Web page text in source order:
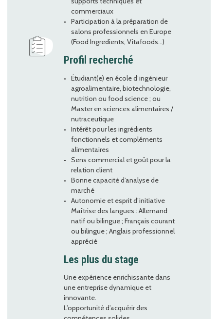
commerciaux
Participation à la préparation de
salons professionnels en Europe
(Food Ingredients, Vitafoods…)
Profil recherché
Étudiant(e) en école d’ingénieur
agroalimentaire, biotechnologie,
nutrition ou food science ; ou
Master en sciences alimentaires /
nutraceutique
Intérêt pour les ingrédients
fonctionnels et compléments
alimentaires
Sens commercial et goût pour la
relation client
Bonne capacité d’analyse de
marché
Autonomie et esprit d’initiative
Maîtrise des langues : Allemand
natif ou bilingue ; Français courant
ou bilingue ; Anglais professionnel
apprécié
Les plus du stage
Une expérience enrichissante dans
une entreprise dynamique et
innovante.
L’opportunité d’acquérir des